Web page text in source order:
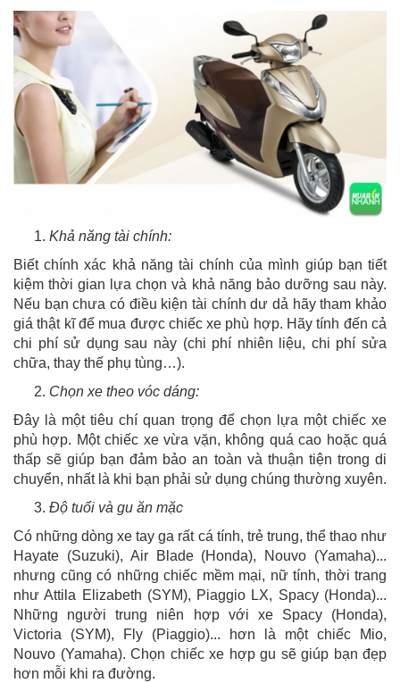
Khả năng tài chính:
Biết chính xác khả năng tài chính của mình giúp bạn tiết
kiệm thời gian lựa chọn và khả năng bảo dưỡng sau này.
Nếu bạn chưa có điều kiện tài chính dư dả hãy tham khảo
giá thật kĩ để mua được chiếc xe phù hợp. Hãy tính đến cả
chi phí sử dụng sau này (chi phí nhiên liệu, chi phí sửa
chữa, thay thế phụ tùng…).
Chọn xe theo vóc dáng:
Đây là một tiêu chí quan trọng để chọn lựa một chiếc xe
phù hợp. Một chiếc xe vừa vặn, không quá cao hoặc quá
thấp sẽ giúp bạn đảm bảo an toàn và thuận tiện trong di
chuyển, nhất là khi bạn phải sử dụng chúng thường xuyên.
Độ tuổi và gu ăn mặc
Có những dòng xe tay ga rất cá tính, trẻ trung, thể thao như
Hayate (Suzuki), Air Blade (Honda), Nouvo (Yamaha)...
nhưng cũng có những chiếc mềm mại, nữ tính, thời trang
như Attila Elizabeth (SYM), Piaggio LX, Spacy (Honda)...
Những người trung niên hợp với xe Spacy (Honda),
Victoria (SYM), Fly (Piaggio)... hơn là một chiếc Mio,
Nouvo (Yamaha). Chọn chiếc xe hợp gu sẽ giúp bạn đẹp
hơn mỗi khi ra đường.